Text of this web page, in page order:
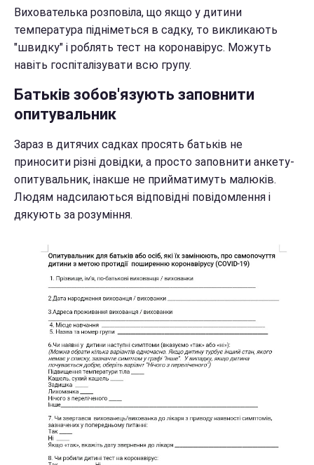
Вихователька розповіла, що якщо у дитини
температура підніметься в садку, то викликають
"швидку" і роблять тест на коронавірус. Можуть
навіть госпіталізувати всю групу.
Батьків зобов'язують заповнити
опитувальник
Зараз в дитячих садках просять батьків не
приносити різні довідки, а просто заповнити анкету-
опитувальник, інакше не прийматимуть малюків.
Людям надсилаються відповідні повідомлення і
дякують за розуміння.